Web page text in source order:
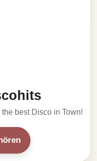
best Disco in Town!